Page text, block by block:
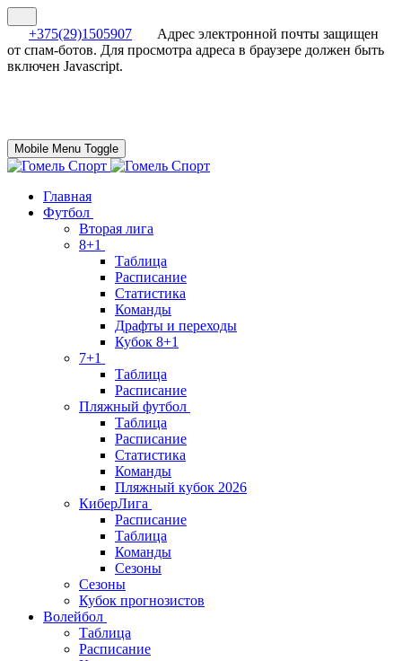
+375(29)1505907
Адрес электронной почты защищен
от спам-ботов. Для просмотра адреса в браузере должен быть
включен Javascript.
Mobile Menu Toggle
Главная
Футбол
Вторая лига
8+1
Таблица
Расписание
Статистика
Команды
Драфты и переходы
Кубок 8+1
7+1
Таблица
Расписание
Пляжный футбол
Таблица
Расписание
Статистика
Команды
Пляжный кубок 2026
КиберЛига
Расписание
Таблица
Команды
Сезоны
Сезоны
Кубок прогнозистов
Волейбол
Таблица
Расписание